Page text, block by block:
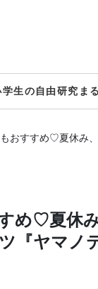
学生の自由研究ま
おすすめ♡夏休み
め♡夏休
『ヤマノ